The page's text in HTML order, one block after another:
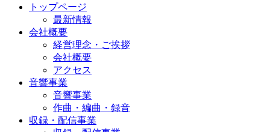
トップページ
最新情報
会社概要
経営理念・ご挨拶
会社概要
アクセス
音響事業
音響事業
作曲・編曲・録音
収録・配信事業